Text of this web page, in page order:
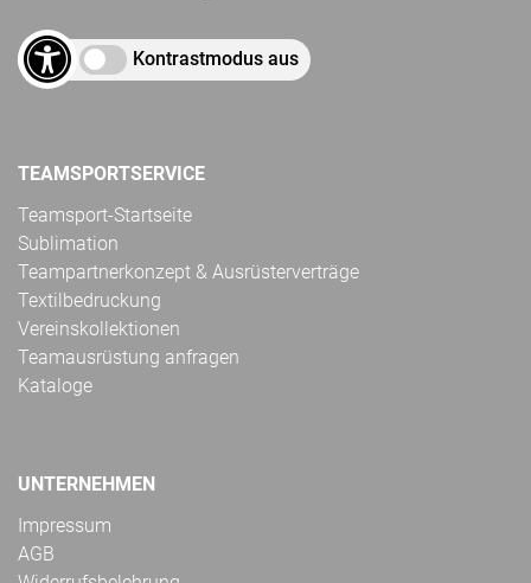
Kontrastmodus aus
TEAMSPORTSERVICE
Teamsport-Startseite
Sublimation
Teampartnerkonzept & Ausrüsterverträge
Textilbedruckung
Vereinskollektionen
Teamausrüstung anfragen
Kataloge
UNTERNEHMEN
Impressum
AGB